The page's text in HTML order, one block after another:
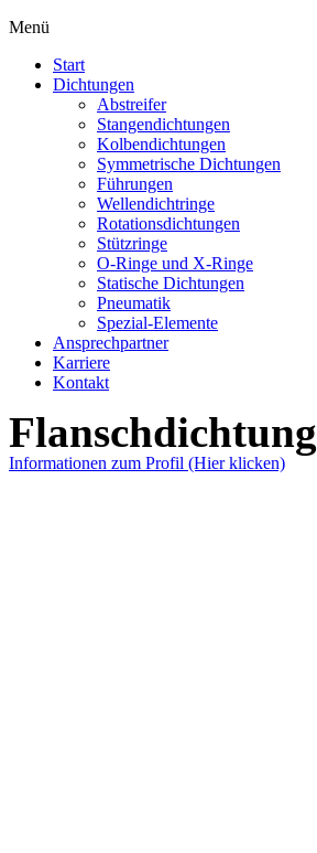
Menü
Start
Dichtungen
Abstreifer
Stangendichtungen
Kolbendichtungen
Symmetrische Dichtungen
Führungen
Wellendichtringe
Rotationsdichtungen
Stützringe
O-Ringe und X-Ringe
Statische Dichtungen
Pneumatik
Spezial-Elemente
Ansprechpartner
Karriere
Kontakt
Flanschdichtung
Informationen zum Profil (Hier klicken)